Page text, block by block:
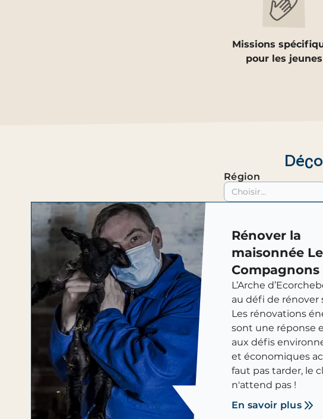
Missions
pour les jeunes
Région
Choisir...
Rénover la
maisonnée
Compagnons
L’Arche
au défi de rénover
Les rénovations
sont une réponse
aux défis
et économiques
faut pas tarder, le
n'attend pas !
En savoir plus